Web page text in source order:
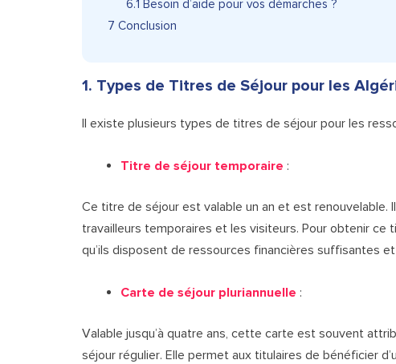
6.1 Besoin d’aide pour vos démarches ?
7 Conclusion
1. Types de Titres de Séjour pour les
Il existe plusieurs types de titres de séjour pour les
Titre de séjour temporaire :
Ce titre de séjour est valable un an et est renouvelable.
travailleurs temporaires et les visiteurs. Pour obtenir
qu’ils disposent de ressources financières suffisantes
Carte de séjour pluriannuelle :
Valable jusqu’à quatre ans, cette carte est souvent
séjour régulier. Elle permet aux titulaires de bénéficier